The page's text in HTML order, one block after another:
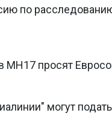
по
MH17 просят
могут